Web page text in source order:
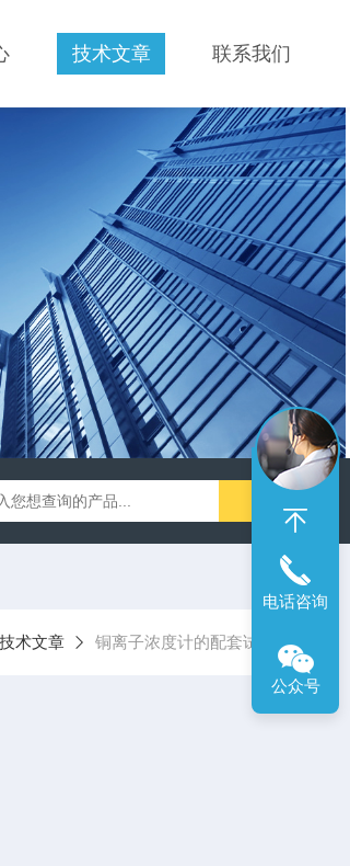
技术文章 联系我们
便携式溶解氧仪
技术文章 铜离子浓度计的配套试剂
电话咨询
公众号